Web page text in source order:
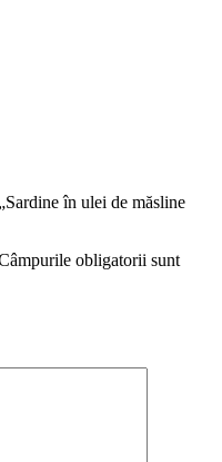
în ulei de măsline
obligatorii sunt